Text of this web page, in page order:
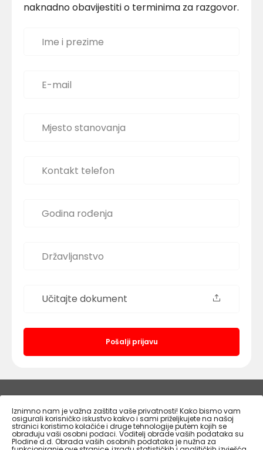
naknadno obavijestiti o terminima za razgovor.
Učitajte dokument
Pošalji prijavu
PLODINE.HR
INFO CENTAR
Iznimno nam je važna zaštita vaše privatnosti! Kako bismo vam
osigurali korisničko iskustvo kakvo i sami priželjkujete na našoj
stranici koristimo kolačiće i druge tehnologije putem kojih se
obrađuju vaši osobni podaci. Voditelj obrade vaših podataka su
Plodine d.d. Obrada vaših osobnih podataka je nužna za